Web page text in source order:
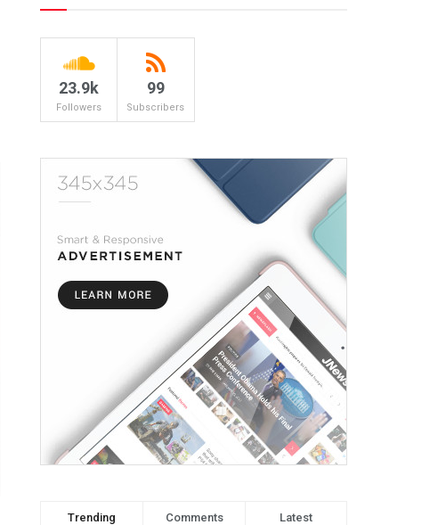
23.9k
Followers
99
Subscribers
Trending Comments Latest